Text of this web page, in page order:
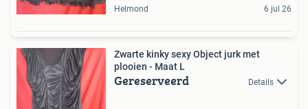
Helmond 6 jul 26
Zwarte kinky sexy Object jurk met
plooien - Maat L
Gereserveerd Details